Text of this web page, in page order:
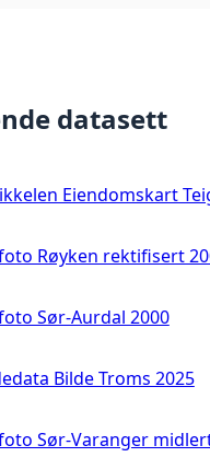
datasett
Eiendomskart
Røyken rektifisert
Sør-Aurdal 2000
Bilde Troms 2025
Sør-Varanger